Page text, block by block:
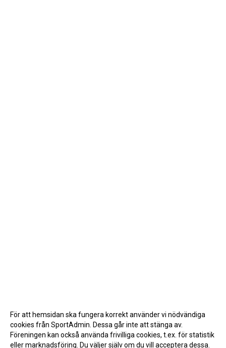
För att hemsidan ska fungera korrekt använder vi nödvändiga
cookies från SportAdmin. Dessa går inte att stänga av.
Föreningen kan också använda frivilliga cookies, t.ex. för statistik
eller marknadsföring. Du väljer själv om du vill acceptera dessa.